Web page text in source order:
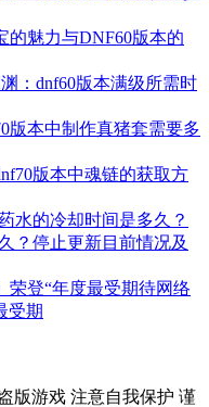
的魅力与DNF60版本的
：dnf60版本满级所需时
版本中制作真猪套需要多
版本中魂链的获取方
水的冷却时间是多久？
？停止更新目前情况及
荣登“年度最受期待网络
受期
版游戏 注意自我保护 谨